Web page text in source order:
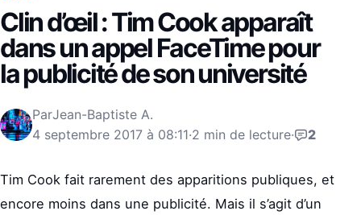
Clin d’œil : Tim Cook apparaît
dans un appel FaceTime pour
la publicité de son université
ParJean-Baptiste A.
4 septembre 2017 à 08:11·2 min de lecture· 2
Tim Cook fait rarement des apparitions publiques, et
encore moins dans une publicité. Mais il s’agit d’un